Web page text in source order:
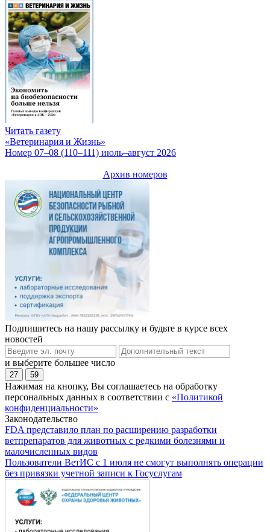
Читать газету
«Ветеринария и Жизнь»
Номер 07–08 (110–111) июль–август 2026
Архив номеров
Подпишитесь на нашу рассылку и будьте в курсе всех
новостей
и выберите большее число
27 59
Нажимая на кнопку, Вы соглашаетесь на обработку
персональных данных в соответствии с «Политикой
конфиденциальности»
Законодательство
FDA представило план по расширению разработки
ветпрепаратов для животных с редкими болезнями и
малочисленных видов
Пользователи ВетИС с 1 июля не смогут выполнять операции
без привязки учетной записи к Госуслугам